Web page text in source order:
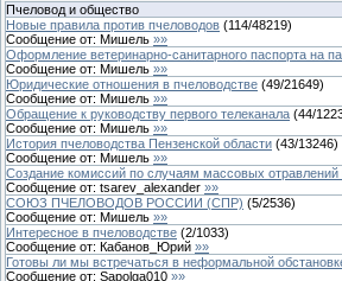
Пчеловод и общество
Новые правила против пчеловодов (114/48219)
Сообщение от: Мишель »»
Оформление ветеринарно-санитарного паспорта на
Сообщение от: Мишель »»
Юридические отношения в пчеловодстве (49/21649)
Сообщение от: Мишель »»
Обращение к руководству первого телеканала (44/
Сообщение от: Мишель »»
История пчеловодства Пензенской области (43/13246)
Сообщение от: Мишель »»
Создание комиссий по случаям массовых отравлений
Сообщение от: tsarev_alexander »»
СОЮЗ ПЧЕЛОВОДОВ РОССИИ (СПР) (5/2536)
Сообщение от: Мишель »»
Интересное в пчеловодстве (2/1033)
Сообщение от: Кабанов_Юрий »»
Готовы ли мы встречаться в неформальной
Сообщение от: Sapolga010 »»